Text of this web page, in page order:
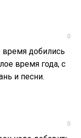
0
время добились
время года, с
и песни.
0